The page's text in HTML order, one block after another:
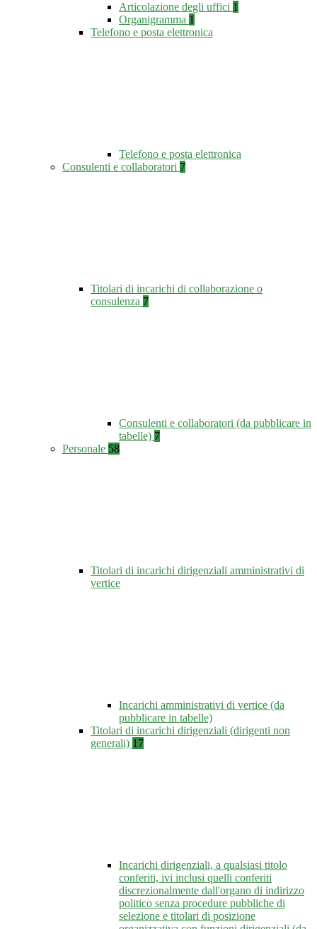
Articolazione degli uffici 1
Organigramma 1
Telefono e posta elettronica
Telefono e posta elettronica
Consulenti e collaboratori 7
Titolari di incarichi di collaborazione o
consulenza 7
Consulenti e collaboratori (da pubblicare in
tabelle) 7
Personale 58
Titolari di incarichi dirigenziali amministrativi di
vertice
Incarichi amministrativi di vertice (da
pubblicare in tabelle)
Titolari di incarichi dirigenziali (dirigenti non
generali) 17
Incarichi dirigenziali, a qualsiasi titolo
conferiti, ivi inclusi quelli conferiti
discrezionalmente dall'organo di indirizzo
politico senza procedure pubbliche di
selezione e titolari di posizione